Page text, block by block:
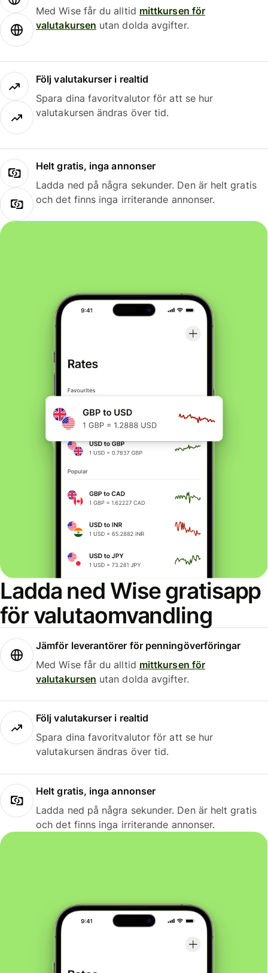
Med Wise får du alltid mittkursen för
valutakursen utan dolda avgifter.
Följ valutakurser i realtid
Spara dina favoritvalutor för att se hur
valutakursen ändras över tid.
Helt gratis, inga annonser
Ladda ned på några sekunder. Den är helt gratis
och det finns inga irriterande annonser.
Ladda ned Wise gratisapp
för valutaomvandling
Jämför leverantörer för penningöverföringar
Med Wise får du alltid mittkursen för
valutakursen utan dolda avgifter.
Följ valutakurser i realtid
Spara dina favoritvalutor för att se hur
valutakursen ändras över tid.
Helt gratis, inga annonser
Ladda ned på några sekunder. Den är helt gratis
och det finns inga irriterande annonser.